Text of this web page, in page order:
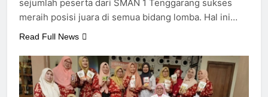
11
DI TINGKAT KABUPATEN
BERITA DESAIN GRAFIS
sejumlah peserta dari SMAN 1 Tenggarang sukses
meraih posisi juara di semua bidang lomba. Hal ini…
Read Full News